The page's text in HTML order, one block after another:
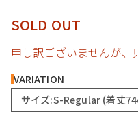
SOLD OUT
申し訳ございませんが、
VARIATION
サイズ:S-Regular (着丈